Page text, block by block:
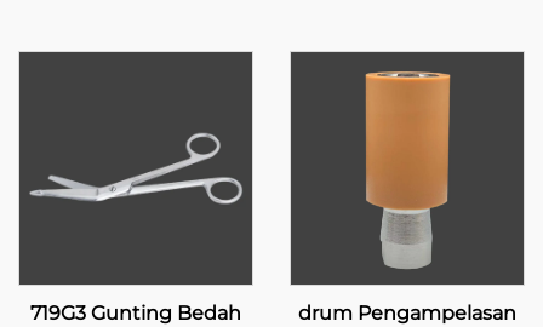
719G3 Gunting Bedah
drum Pengampelasan